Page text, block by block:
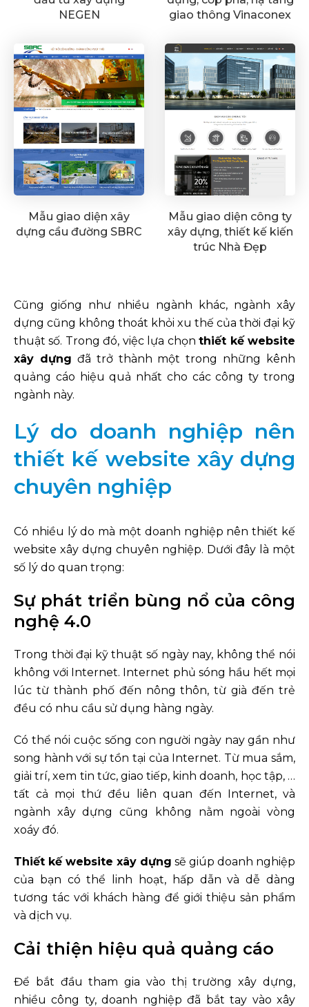
NEGEN
giao thông Vinaconex
Mẫu giao diện xây
dựng cầu đường SBRC
Mẫu giao diện công ty
xây dựng, thiết kế kiến
trúc Nhà Đẹp
Cũng giống như nhiều ngành khác, ngành xây
dựng cũng không thoát khỏi xu thế của thời đại kỹ
thuật số. Trong đó, việc lựa chọnthiết kế website
xây dựng đã trở thành một trong những kênh
quảng cáo hiệu quả nhất cho các công ty trong
ngành này.
Lý do doanh nghiệp nên
thiết kế website xây dựng
chuyên nghiệp
Có nhiều lý do mà một doanh nghiệp nên thiết kế
website xây dựng chuyên nghiệp. Dưới đây là một
số lý do quan trọng:
Sự phát triển bùng nổ của công
nghệ 4.0
Trong thời đại kỹ thuật số ngày nay, không thể nói
không với Internet. Internet phủ sóng hầu hết mọi
lúc từ thành phố đến nông thôn, từ già đến trẻ
đều có nhu cầu sử dụng hàng ngày.
Có thể nói cuộc sống con người ngày nay gần như
song hành với sự tồn tại của Internet. Từ mua sắm,
giải trí, xem tin tức, giao tiếp, kinh doanh, học tập, …
tất cả mọi thứ đều liên quan đến Internet, và
ngành xây dựng cũng không nằm ngoài vòng
xoáy đó.
Thiết kế website xây dựng sẽ giúp doanh nghiệp
của bạn có thể linh hoạt, hấp dẫn và dễ dàng
tương tác với khách hàng để giới thiệu sản phẩm
và dịch vụ.
Cải thiện hiệu quả quảng cáo
Để bắt đầu tham gia vào thị trường xây dựng,
nhiều công ty, doanh nghiệp đã bắt tay vào xây